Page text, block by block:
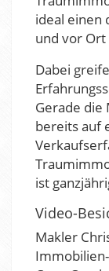
ideal einen
und vor Ort
Dabei
Gerade die
bereits auf
ist
Video-
Makler